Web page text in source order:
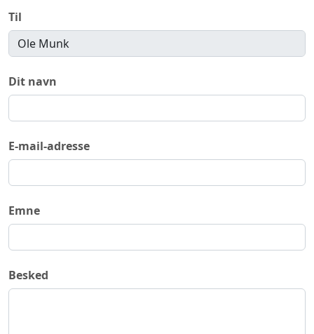
Til
Dit navn
E-mail-adresse
Emne
Besked